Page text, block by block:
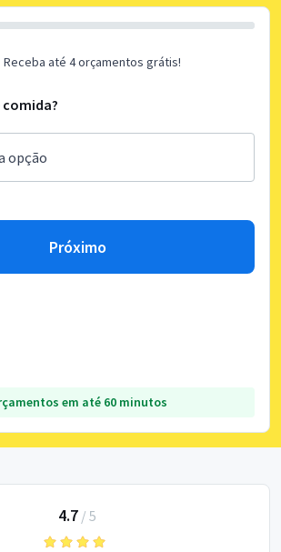
Receba até 4 orçamentos grátis!
comida?
Próximo
em até 60 minutos
4.7 / 5